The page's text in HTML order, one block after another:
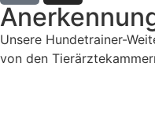
Unsere Hundetrainer-
von den